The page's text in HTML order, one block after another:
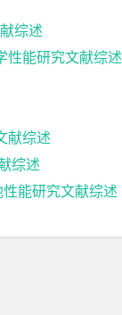
综述
性能研究文献综述
献综述
综述
能研究文献综述